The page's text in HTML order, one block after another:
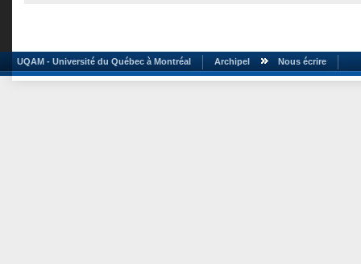
UQAM - Université du Québec à Montréal Archipel Nous écrire